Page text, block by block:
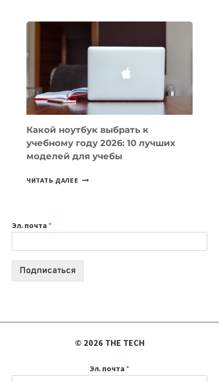
ПОМОГАЮТ
СОЗДАВАТЬ
БЕЗ
СЛОЖНОГО
КОДА
Какой ноутбук выбрать к
учебному году 2026: 10 лучших
моделей для учебы
ЧИТАТЬ ДАЛЕЕ КАКОЙ
2026:
10
Эл. почта *
Подписаться
© 2026 THE TECH
Эл. почта *